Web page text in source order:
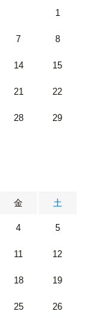
1
7 8
14 15
21 22
28 29
金 土
4 5
11 12
18 19
25 26